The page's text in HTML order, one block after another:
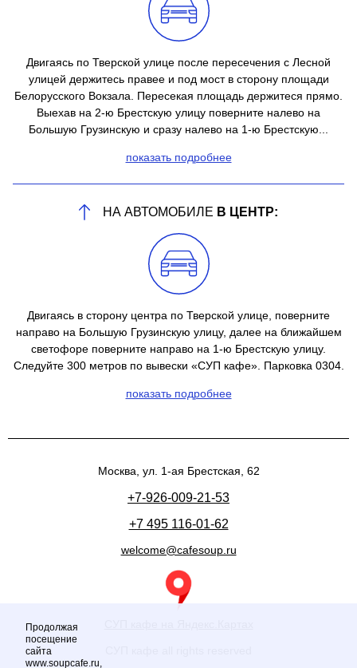
Двигаясь по Тверской улице после пересечения с Лесной
улицей держитесь правее и под мост в сторону площади
Белорусского Вокзала. Пересекая площадь держитеся прямо.
Выехав на 2-ю Брестскую улицу поверните налево на
Большую Грузинскую и сразу налево на 1-ю Брестскую...
показать подробнее
НА АВТОМОБИЛЕ В ЦЕНТР:
Двигаясь в сторону центра по Тверской улице, поверните
направо на Большую Грузинскую улицу, далее на ближайшем
светофоре поверните направо на 1-ю Брестскую улицу.
Следуйте 300 метров по вывески «СУП кафе». Парковка 0304.
показать подробнее
+7-926-009-21-53
+7 495 116-01-62
welcome@cafesoup.ru
Москва, ул. 1-ая Брестская, 62
Продолжая
посещение
сайта
www.soupcafe.ru,